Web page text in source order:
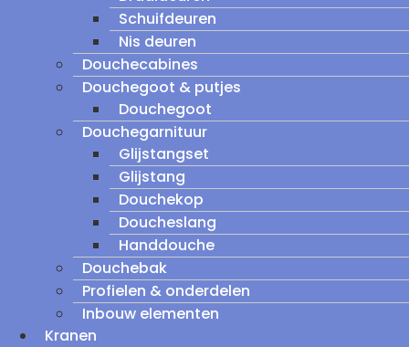
Schuifdeuren
Nis deuren
Douchecabines
Douchegoot & putjes
Douchegoot
Douchegarnituur
Glijstangset
Glijstang
Douchekop
Doucheslang
Handdouche
Douchebak
Profielen & onderdelen
Inbouw elementen
Kranen